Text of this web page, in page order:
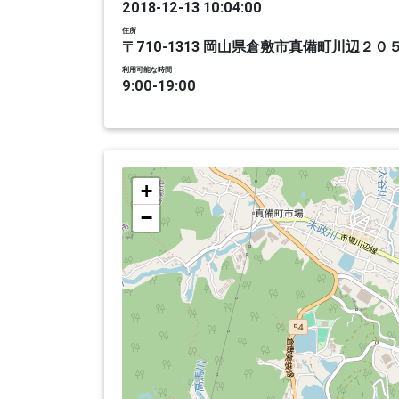
2018-12-13 10:04:00
住所
〒710-1313 岡山県倉敷市真備町川辺２０
利用可能な時間
9:00-19:00
+
−